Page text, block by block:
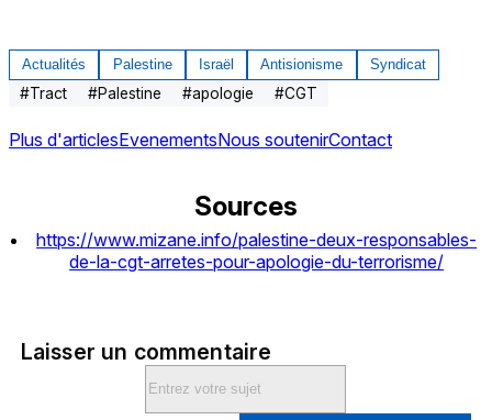
Actualités Palestine Israël Antisionisme Syndicat
#Tract #Palestine #apologie #CGT
Plus d'articlesEvenementsNous soutenirContact
Sources
https://www.mizane.info/palestine-deux-responsables-
de-la-cgt-arretes-pour-apologie-du-terrorisme/
Laisser un commentaire